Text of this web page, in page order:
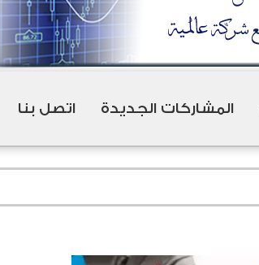
المشاركات الجديدة اتصل بنا